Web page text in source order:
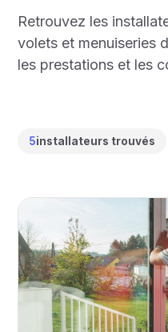
Retrouvez les
volets et menuiseries
les prestations et les
5installateurs trouvés